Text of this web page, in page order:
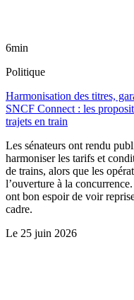
6min
Politique
Harmonisation des titres,
SNCF Connect : les
trajets en train
Les sénateurs ont rendu
harmoniser les tarifs et
de trains, alors que les
l’ouverture à la
ont bon espoir de voir
cadre.
Le 25 juin 2026